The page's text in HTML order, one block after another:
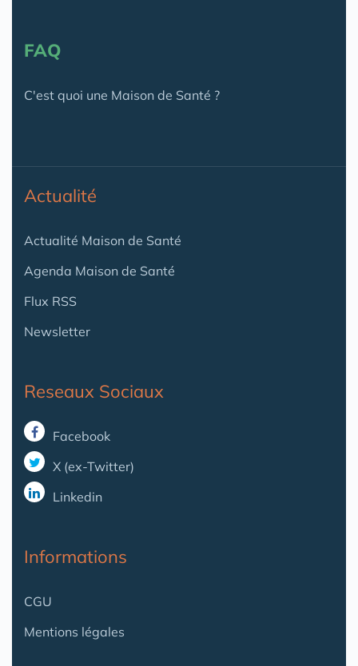
FAQ
C'est quoi une Maison de Santé ?
Actualité
Actualité Maison de Santé
Agenda Maison de Santé
Flux RSS
Newsletter
Reseaux Sociaux
Facebook
X (ex-Twitter)
Linkedin
Informations
CGU
Mentions légales